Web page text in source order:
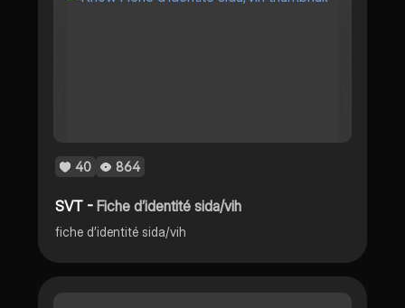
40 864
SVT -Fiche d’identité sida/vih
fiche d’identité sida/vih